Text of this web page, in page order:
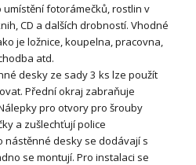
fotorámečků, rostlin v
CD a dalších drobností. Vhodné
je ložnice, koupelna, pracovna,
atd.
desky ze sady 3 ks lze použít
Přední okraj zabraňuje
pro otvory pro šrouby
a zušlechťují police
nástěnné desky se dodávají s
se montují. Pro instalaci se